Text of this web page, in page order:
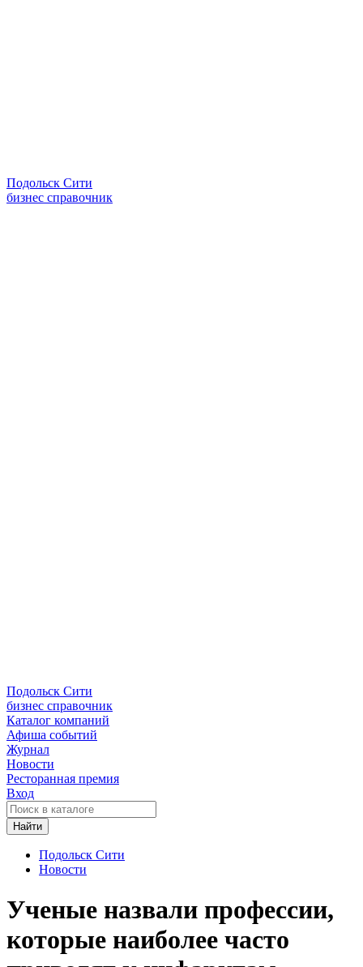
Подольск Сити
бизнес справочник
Подольск Сити
бизнес справочник
Каталог компаний
Афиша событий
Журнал
Новости
Ресторанная премия
Вход
Найти
Подольск Сити
Новости
Ученые назвали профессии,
которые наиболее часто